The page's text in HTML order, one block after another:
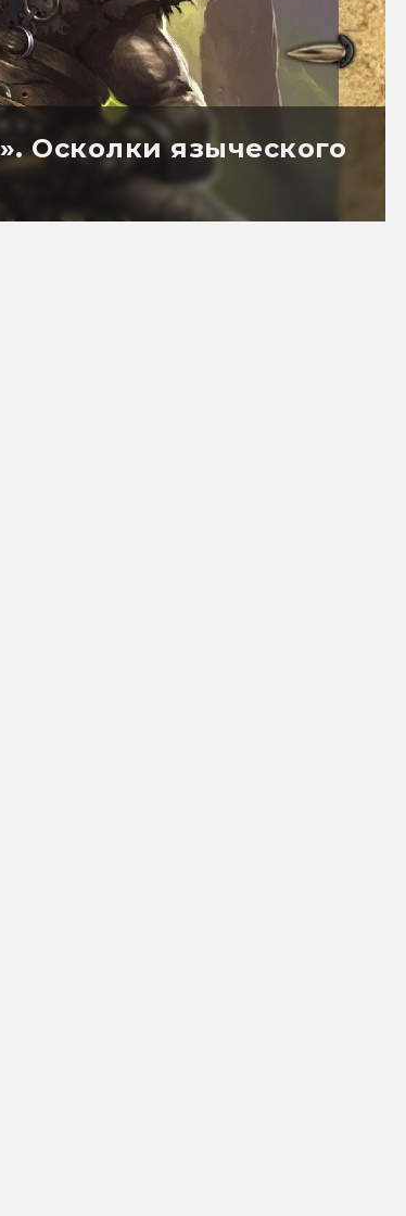
Осколки языческого